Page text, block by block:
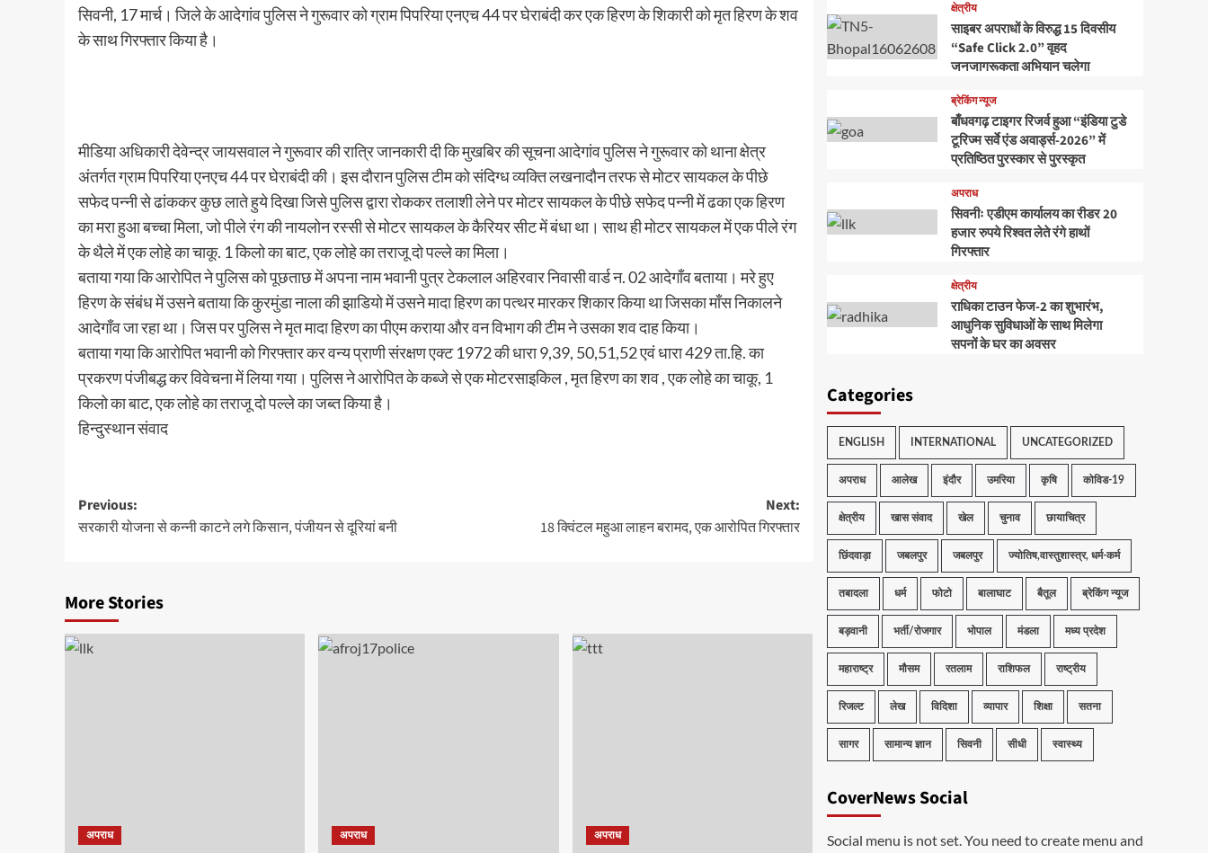
सिवनी, 17 मार्च। जिले के आदेगांव पुलिस ने गुरूवार को ग्राम पिपरिया एनएच 44 पर घेराबंदी कर एक हिरण के शिकारी को मृत हिरण के शव
के साथ गिरफ्तार किया है।
मीडिया अधिकारी देवेन्द्र जायसवाल ने गुरूवार की रात्रि जानकारी दी कि मुखबिर की सूचना आदेगांव पुलिस ने गुरूवार को थाना क्षेत्र
अंतर्गत ग्राम पिपरिया एनएच 44 पर घेराबंदी की। इस दौरान पुलिस टीम को संदिग्ध व्यक्ति लखनादौन तरफ से मोटर सायकल के पीछे
सफेद पन्नी से ढांककर कुछ लाते हुये दिखा जिसे पुलिस द्वारा रोककर तलाशी लेने पर मोटर सायकल के पीछे सफेद पन्नी में ढका एक हिरण
का मरा हुआ बच्चा मिला, जो पीले रंग की नायलोन रस्सी से मोटर सायकल के कैरियर सीट में बंधा था। साथ ही मोटर सायकल में एक पीले रंग
के थैले में एक लोहे का चाकू. 1 किलो का बाट, एक लोहे का तराजू दो पल्ले का मिला।
बताया गया कि आरोपित ने पुलिस को पूछताछ में अपना नाम भवानी पुत्र टेकलाल अहिरवार निवासी वार्ड न. 02 आदेगाँव बताया। मरे हुए
हिरण के संबंध में उसने बताया कि कुरमुंडा नाला की झाडियो में उसने मादा हिरण का पत्थर मारकर शिकार किया था जिसका माँस निकालने
आदेगाँव जा रहा था। जिस पर पुलिस ने मृत मादा हिरण का पीएम कराया और वन विभाग की टीम ने उसका शव दाह किया।
बताया गया कि आरोपित भवानी को गिरफ्तार कर वन्य प्राणी संरक्षण एक्ट 1972 की धारा 9,39, 50,51,52 एवं धारा 429 ता.हि. का
प्रकरण पंजीबद्ध कर विवेचना में लिया गया। पुलिस ने आरोपित के कब्जे से एक मोटरसाइकिल , मृत हिरण का शव , एक लोहे का चाकू, 1
किलो का बाट, एक लोहे का तराजू दो पल्ले का जब्त किया है।
हिन्दुस्थान संवाद
Post
navigation
Previous:
सरकारी योजना से कन्नी काटने लगे किसान, पंजीयन से दूरियां बनी
Next:
18 क्विंटल महुआ लाहन बरामद, एक आरोपित गिरफ्तार
More Stories
अपराध अपराध अपराध
क्षेत्रीय
साइबर अपराधों के विरुद्ध 15 दिवसीय
“Safe Click 2.0” वृहद
जनजागरूकता अभियान चलेगा
ब्रेकिंग न्यूज
बाँधवगढ़ टाइगर रिजर्व हुआ “इंडिया टुडे
टूरिज्म सर्वे एंड अवार्ड्स-2026” में
प्रतिष्ठित पुरस्कार से पुरस्कृत
अपराध
सिवनीः एडीएम कार्यालय का रीडर 20
हजार रुपये रिश्वत लेते रंगे हाथों
गिरफ्तार
क्षेत्रीय
राधिका टाउन फेज-2 का शुभारंभ,
आधुनिक सुविधाओं के साथ मिलेगा
सपनों के घर का अवसर
Categories
ENGLISH INTERNATIONAL UNCATEGORIZED
अपराध आलेख इंदौर उमरिया कृषि कोविड-19
क्षेत्रीय खास संवाद खेल चुनाव छायाचित्र
छिंदवाड़ा जबलपुर जबलपुर ज्योतिष,वास्तुशास्त्र, धर्म-कर्म
तबादला धर्म फोटो बालाघाट बैतूल ब्रेकिंग न्यूज
बड़वानी भर्ती/रोजगार भोपाल मंडला मध्य प्रदेश
महाराष्ट्र मौसम रतलाम राशिफल राष्ट्रीय
रिजल्ट लेख विदिशा व्यापार शिक्षा सतना
सागर सामान्य ज्ञान सिवनी सीधी स्वास्थ्य
CoverNews Social
Social menu is not set. You need to create menu and